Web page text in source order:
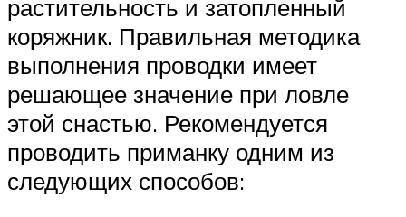
растительность и затопленный
коряжник. Правильная методика
выполнения проводки имеет
решающее значение при ловле
этой снастью. Рекомендуется
проводить приманку одним из
следующих способов: